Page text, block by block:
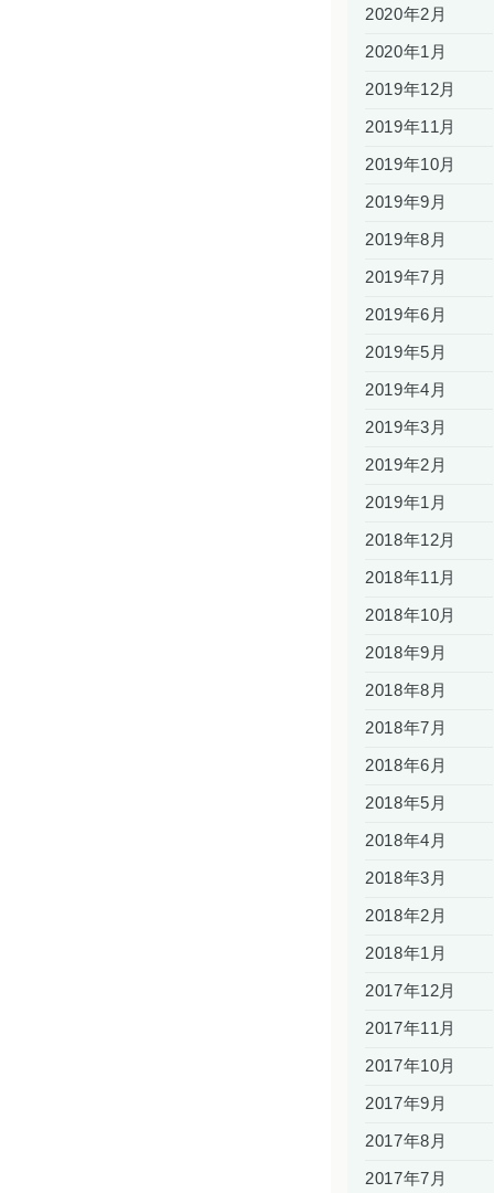
2020年2月
2020年1月
2019年12月
2019年11月
2019年10月
2019年9月
2019年8月
2019年7月
2019年6月
2019年5月
2019年4月
2019年3月
2019年2月
2019年1月
2018年12月
2018年11月
2018年10月
2018年9月
2018年8月
2018年7月
2018年6月
2018年5月
2018年4月
2018年3月
2018年2月
2018年1月
2017年12月
2017年11月
2017年10月
2017年9月
2017年8月
2017年7月